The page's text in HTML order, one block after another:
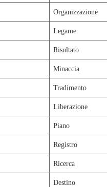
Organizzazione
Legame
Risultato
Minaccia
Tradimento
Liberazione
Piano
Registro
Ricerca
Destino